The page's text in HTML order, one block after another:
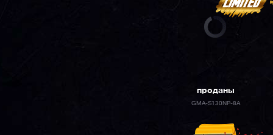
проданы
GMA-S130NP-8A